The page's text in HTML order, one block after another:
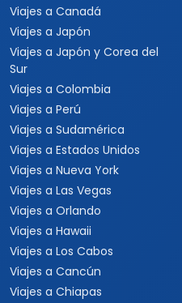
Viajes a Canadá
Viajes a Japón
Viajes a Japón y Corea del
Sur
Viajes a Colombia
Viajes a Perú
Viajes a Sudamérica
Viajes a Estados Unidos
Viajes a Nueva York
Viajes a Las Vegas
Viajes a Orlando
Viajes a Hawaii
Viajes a Los Cabos
Viajes a Cancún
Viajes a Chiapas